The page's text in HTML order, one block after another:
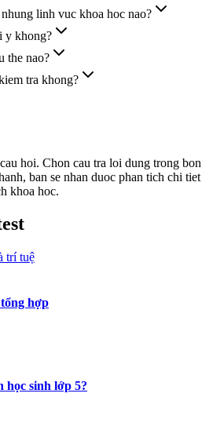
linh vuc khoa hoc nao?
y khong?
the nao?
tra khong?
hoi. Chon cau tra loi dung trong bon
ban se nhan duoc phan tich chi tiet
khoa hoc.
trí tuệ
hợp
học sinh lớp 5?